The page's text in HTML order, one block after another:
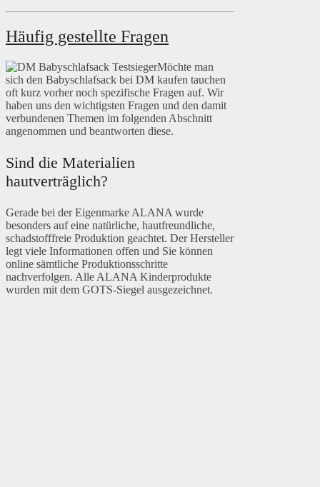
Häufig gestellte Fragen
Möchte man
sich den Babyschlafsack bei DM kaufen tauchen
oft kurz vorher noch spezifische Fragen auf. Wir
haben uns den wichtigsten Fragen und den damit
verbundenen Themen im folgenden Abschnitt
angenommen und beantworten diese.
Sind die Materialien
hautverträglich?
Gerade bei der Eigenmarke ALANA wurde
besonders auf eine natürliche, hautfreundliche,
schadstofffreie Produktion geachtet. Der Hersteller
legt viele Informationen offen und Sie können
online sämtliche Produktionsschritte
nachverfolgen. Alle ALANA Kinderprodukte
wurden mit dem GOTS-Siegel ausgezeichnet.